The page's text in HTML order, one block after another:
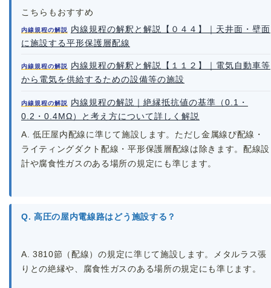
こちらもおすすめ
内線規程の解説
内線規程の解釈と解説【０４４】｜天井面・壁面
に施設する平形保護層配線
内線規程の解説
内線規程の解釈と解説【１１２】｜電気自動車等
から電気を供給するための設備等の施設
内線規程の解説
内線規程の解説｜絶縁抵抗値の基準（0.1・
0.2・0.4MΩ）と考え方について詳しく解説
A. 低圧屋内配線に準じて施設します。ただし金属線ぴ配線・
ライティングダクト配線・平形保護層配線は除きます。配線設
計や腐食性ガスのある場所の規定にも準じます。
Q. 高圧の屋内電線路はどう施設する？
A. 3810節（配線）の規定に準じて施設します。メタルラス張
りとの絶縁や、腐食性ガスのある場所の規定にも準じます。